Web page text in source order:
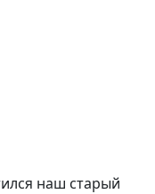
наш старый